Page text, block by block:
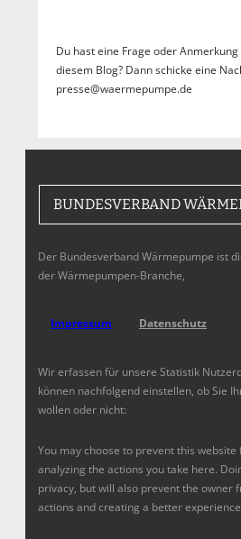
Du hast eine Frage oder
diesem Blog? Dann schicke eine
presse@waermepumpe.de
BUNDESVERBAND
Der Bundesverband Wärmepumpe ist
der Wärmepumpen-Branche,
Impressum Datenschutz
Wir erfassen für unsere Statistik
können nachfolgend einstellen, ob Sie
wollen oder nicht:
You may choose to prevent this
analyzing the actions you take here.
privacy, but will also prevent the owner
actions and creating a better